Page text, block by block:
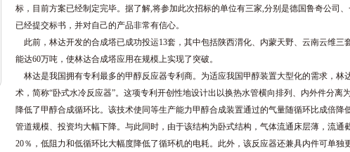
标，目前方案已经制定完毕。据了解,将参加此次招标的单位有三家,分别是德国鲁奇公司
已经提交标书，并对自己的产品非常有信心。
此前，林达开发的合成塔已成功投运13套，其中包括陕西渭化、内蒙天野、云南云维三
能达60万吨，使林达合成塔应用在规模上实现了突破。
林达是我国拥有专利最多的甲醇反应器专利商。为适应我国甲醇装置大型化的需求，林
术，简称“卧式水冷反应器”。这项专利开创性地设计出以换热水管横向排列、内外件分离
降低了甲醇合成循环比。该技术使同等生产能力甲醇合成装置通过的气量随循环比成倍降
管道规模、投资均大幅下降。与此同时，由于该结构为卧式结构，气体流通床层薄，流通
20％，低阻力和低循环比大幅度降低了循环机的电耗。此外，该反应器还兼具内件可单独